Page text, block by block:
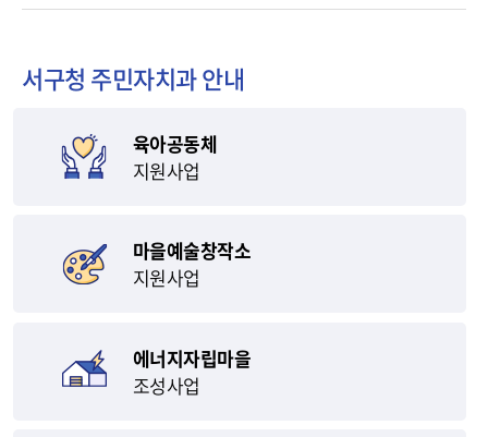
원
센
유
서구청 주민자치과 안내
육아공동체
지원사업
마을예술창작소
지원사업
에너지자립마을
조성사업